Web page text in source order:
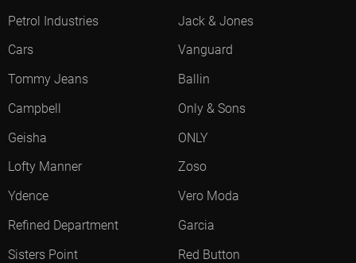
Petrol Industries
Jack & Jones
Cars
Vanguard
Tommy Jeans
Ballin
Campbell
Only & Sons
Geisha
ONLY
Lofty Manner
Zoso
Ydence
Vero Moda
Refined Department
Garcia
Sisters Point
Red Button